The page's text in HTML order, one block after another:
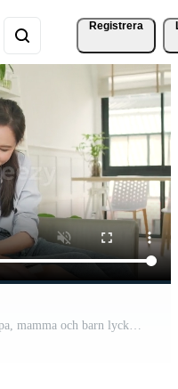
Registrera
asiatisk thailändsk familj, vuxen pappa, mamma och barn lycka hem bo avkopplande aktiviteter och läsa bok tillsammans, fritid på soffan i vitt rum hus, härlig helg, välbefinnande inhemsk livsstil. Gratis Video